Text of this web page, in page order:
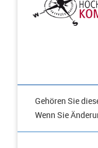
Gehören Sie
Wenn Sie